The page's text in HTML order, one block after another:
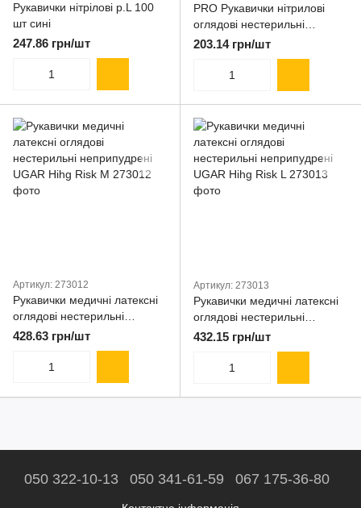
Рукавички нітрілові р.L 100
шт сині
247.86 грн/шт
PRO Рукавички нітрилові
оглядові нестерильні
неприпудрені, чорні, 100шт/
203.14 грн/шт
Артикул: 273012
Рукавички медичні латексні
оглядові нестерильні
неприпудрені UGAR Hihg
428.63 грн/шт
Артикул: 273013
Рукавички медичні латексні
оглядові нестерильні
неприпудрені UGAR Hihg
432.15 грн/шт
050 322-10-13 050 341-61-59 067 175-36-80